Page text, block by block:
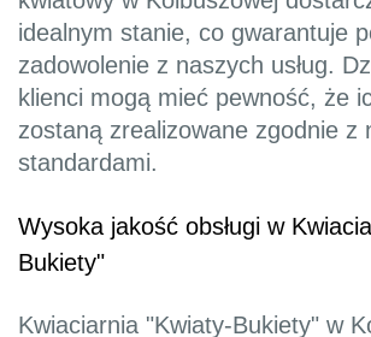
idealnym stanie, co gwarantuje
zadowolenie z naszych usług.
klienci mogą mieć pewność, że
zostaną zrealizowane zgodnie z
standardami.
Wysoka jakość obsługi w
Bukiety"
Kwiaciarnia "Kwiaty-Bukiety" w